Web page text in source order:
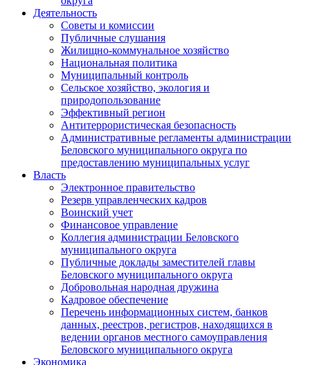
Деятельность
Советы и комиссии
Публичные слушания
Жилищно-коммунальное хозяйство
Национальная политика
Муниципальный контроль
Сельское хозяйство, экология и
природопользование
Эффективный регион
Антитеррористическая безопасность
Административные регламенты администрации
Беловского муниципального округа по
предоставлению муниципальных услуг
Власть
Электронное правительство
Резерв управленческих кадров
Воинский учет
Финансовое управление
Коллегия администрации Беловского
муниципального округа
Публичные доклады заместителей главы
Беловского муниципального округа
Добровольная народная дружина
Кадровое обеспечение
Перечень информационных систем, банков
данных, реестров, регистров, находящихся в
ведении органов местного самоуправления
Беловского муниципального округа
Экономика